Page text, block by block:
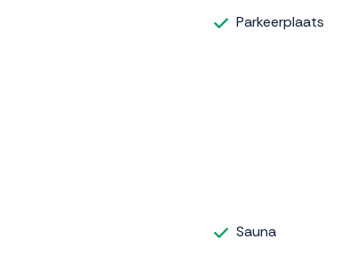
Parkeerplaats
Sauna